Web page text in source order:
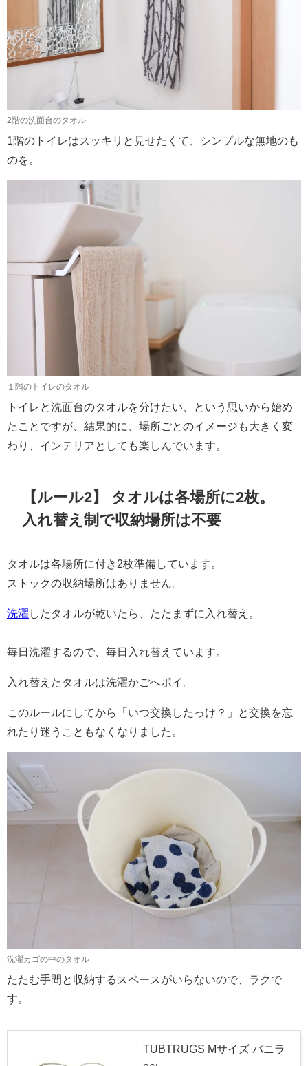
2階の洗面台のタオル
1階のトイレはスッキリと見せたくて、シンプルな無地のも
のを。
１階のトイレのタオル
トイレと洗面台のタオルを分けたい、という思いから始め
たことですが、結果的に、場所ごとのイメージも大きく変
わり、インテリアとしても楽しんでいます。
【ルール2】 タオルは各場所に2枚。
入れ替え制で収納場所は不要
タオルは各場所に付き2枚準備しています。
ストックの収納場所はありません。
洗濯 したタオルが乾いたら、たたまずに入れ替え。
毎日洗濯するので、毎日入れ替えています。
入れ替えたタオルは洗濯かごへポイ。
このルールにしてから「いつ交換したっけ？」と交換を忘
れたり迷うこともなくなりました。
洗濯カゴの中のタオル
たたむ手間と収納するスペースがいらないので、ラクで
す。
TUBTRUGS Mサイズ バニラ